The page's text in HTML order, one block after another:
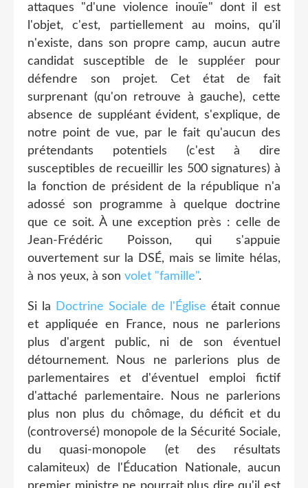
attaques "d'une violence inouïe" dont il est
l'objet, c'est, partiellement au moins, qu'il
n'existe, dans son propre camp, aucun autre
candidat susceptible de le suppléer pour
défendre son projet. Cet état de fait
surprenant (qu'on retrouve à gauche), cette
absence de suppléant évident, s'explique, de
notre point de vue, par le fait qu'aucun des
prétendants potentiels (c'est à dire
susceptibles de recueillir les 500 signatures) à
la fonction de président de la république n'a
adossé son programme à quelque doctrine
que ce soit. À une exception près : celle de
Jean-Frédéric Poisson, qui s'appuie
ouvertement sur la DSÉ, mais se limite hélas,
à nos yeux, à son volet "famille".
Si la Doctrine Sociale de l'Église était connue
et appliquée en France, nous ne parlerions
plus d'argent public, ni de son éventuel
détournement. Nous ne parlerions plus de
parlementaires et d'éventuel emploi fictif
d'attaché parlementaire. Nous ne parlerions
plus non plus du chômage, du déficit et du
(controversé) monopole de la Sécurité Sociale,
du quasi-monopole (et des résultats
calamiteux) de l'Éducation Nationale, aucun